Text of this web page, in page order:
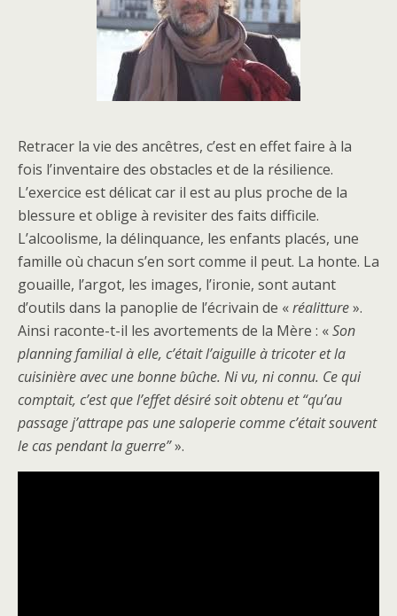
Retracer la vie des ancêtres, c’est en effet faire à la
fois l’inventaire des obstacles et de la résilience.
L’exercice est délicat car il est au plus proche de la
blessure et oblige à revisiter des faits difficile.
L’alcoolisme, la délinquance, les enfants placés, une
famille où chacun s’en sort comme il peut. La honte. La
gouaille, l’argot, les images, l’ironie, sont autant
d’outils dans la panoplie de l’écrivain de «réalitture».
Ainsi raconte-t-il les avortements de la Mère : «Son
planning familial à elle, c’était l’aiguille à tricoter et la
cuisinière avec une bonne bûche. Ni vu, ni connu. Ce qui
comptait, c’est que l’effet désiré soit obtenu et “qu’au
passage j’attrape pas une saloperie comme c’était souvent
le cas pendant la guerre”».